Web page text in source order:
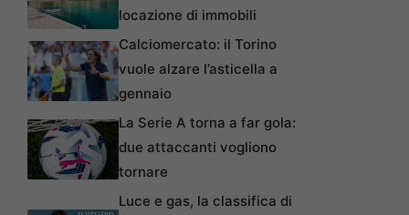
locazione di immobili
Calciomercato: il Torino
vuole alzare l’asticella a
gennaio
La Serie A torna a far gola:
due attaccanti vogliono
tornare
Luce e gas, la classifica di